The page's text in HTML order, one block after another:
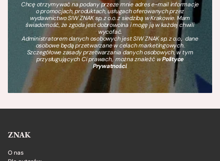
Chcę otrzymywać na podany przeze mnie adres e-mail informacje
o promocjach, produktach, usługach oferowanych przez
wydawnictwo SIW ZNAK sp. z o.o. z siedzibą w Krakowie. Mam
świadomość, że zgoda jest dobrowolna i mogę ją w każdej chwili
wycofać.
Administratorem danych osobowych jest SIW ZNAK sp. z o.o., dane
osobowe będą przetwarzane w celach marketingowych.
Szczegółowe zasady przetwarzania danych osobowych, w tym
przysługujących Ci prawach, można znaleźć wPolityce
Prywatności.
ZNAK
O nas